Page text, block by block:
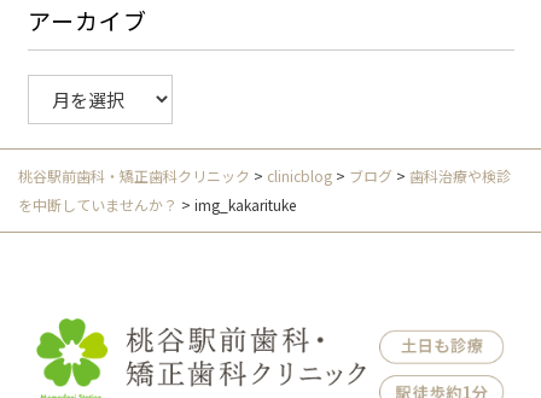
アーカイブ
ー
カ
イ
ブ
桃谷駅前歯科・矯正歯科クリニック > clinicblog > ブログ > 歯科治療や検診
を中断していませんか？ > img_kakarituke